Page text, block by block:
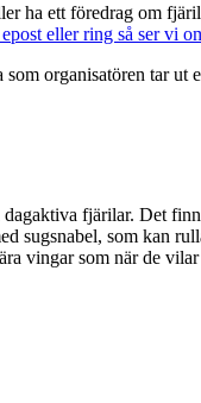
ha ett föredrag om
eller ring så ser vi
som organisatören tar ut
dagaktiva fjärilar. Det
sugsnabel, som kan
vingar som när de